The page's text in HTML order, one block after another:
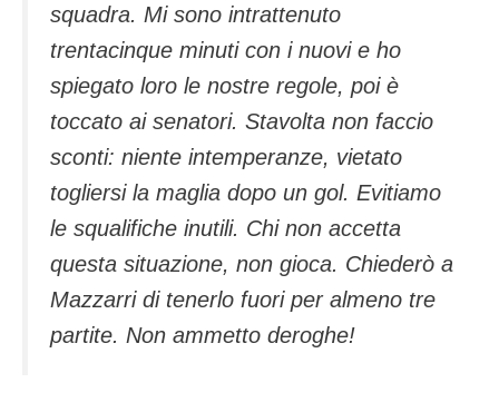
squadra. Mi sono intrattenuto
trentacinque minuti con i nuovi e ho
spiegato loro le nostre regole, poi è
toccato ai senatori. Stavolta non faccio
sconti: niente intemperanze, vietato
togliersi la maglia dopo un gol. Evitiamo
le squalifiche inutili. Chi non accetta
questa situazione, non gioca. Chiederò a
Mazzarri di tenerlo fuori per almeno tre
partite. Non ammetto deroghe!